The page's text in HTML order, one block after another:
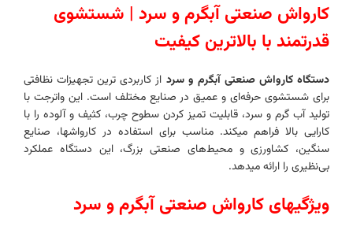
کارواش صنعتی آبگرم و سرد | شستشوی
قدرتمند با بالاترین کیفیت
دستگاه کارواش صنعتی آبگرم و سرد از کاربردی‌ ترین تجهیزات نظافتی
برای شستشوی حرفه‌ای و عمیق در صنایع مختلف است. این واترجت با
تولید آب گرم و سرد، قابلیت تمیز کردن سطوح چرب، کثیف و آلوده را با
کارایی بالا فراهم میکند. مناسب برای استفاده در کارواشها، صنایع
سنگین، کشاورزی و محیط‌های صنعتی بزرگ، این دستگاه عملکرد
بی‌نظیری را ارائه میدهد.
ویژگیهای کارواش صنعتی آبگرم و سرد